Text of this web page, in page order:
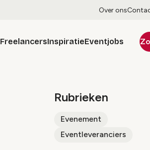
Over ons
FreelancersInspiratieEventjobs
Rubrieken
Evenement
Eventleveranciers